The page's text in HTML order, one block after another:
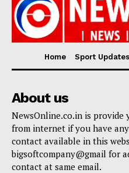
Home Sport Updates
About us
NewsOnline.co.in is
from internet if you have
contact available in this
bigsoftcompany@gmail for
contact at same email.